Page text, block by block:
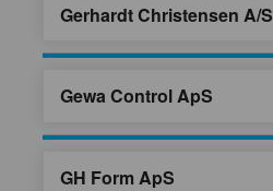
Gerhardt Christensen A/S
Gewa Control ApS
GH Form ApS